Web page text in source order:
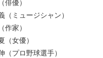
俳優）
（ミュージシャン）
作家）
（女優）
（プロ野球選手）